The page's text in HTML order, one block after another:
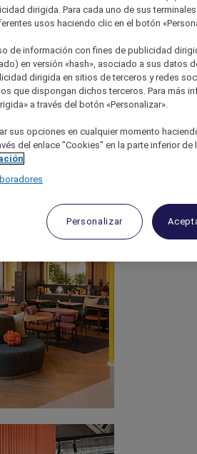
dirigida. Para cada uno de sus
usos haciendo clic en el botón
de información con fines de publicidad
en versión «hash», asociado a sus datos
dirigida en sitios de terceros y redes
que dispongan dichos terceros. Para más
a través del botón «Personalizar».
sus opciones en cualquier momento
del enlace "Cookies" en la parte inferior de
Personalizar